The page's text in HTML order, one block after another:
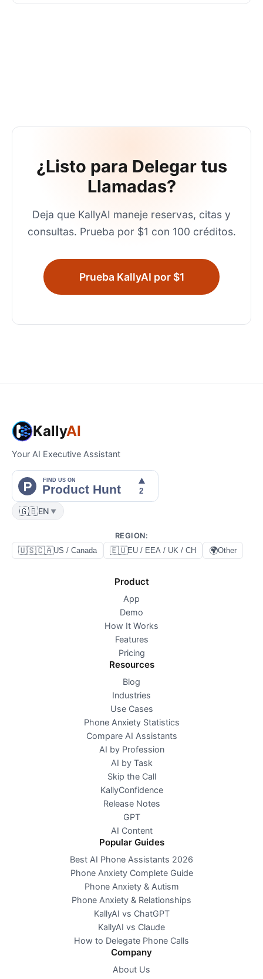
¿Listo para Delegar tus
Llamadas?
Deja que KallyAI maneje reservas, citas y
consultas. Prueba por $1 con 100 créditos.
Prueba KallyAI por $1
KallyAI
Your AI Executive Assistant
🇬🇧EN ▼
REGION:
🇺🇸🇨🇦US / Canada 🇪🇺EU / EEA / UK / CH 🌍Other
Product
App
Demo
How It Works
Features
Pricing
Resources
Blog
Industries
Use Cases
Phone Anxiety Statistics
Compare AI Assistants
AI by Profession
AI by Task
Skip the Call
KallyConfidence
Release Notes
GPT
AI Content
Popular Guides
Best AI Phone Assistants 2026
Phone Anxiety Complete Guide
Phone Anxiety & Autism
Phone Anxiety & Relationships
KallyAI vs ChatGPT
KallyAI vs Claude
How to Delegate Phone Calls
Company
About Us